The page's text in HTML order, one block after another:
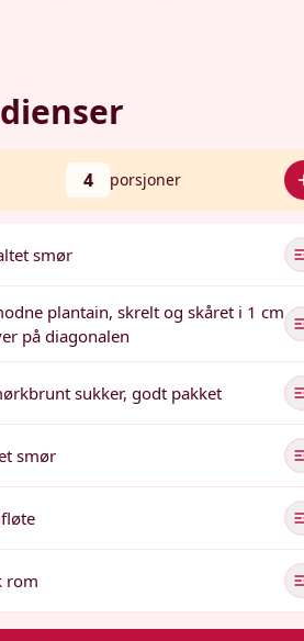
4 porsjoner
smør
plantain, skrelt og skåret i 1 cm
på diagonalen
sukker, godt pakket
smør
rom